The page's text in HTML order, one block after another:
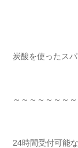
炭酸を使ったス
～～～～～～～
24時間受付可能